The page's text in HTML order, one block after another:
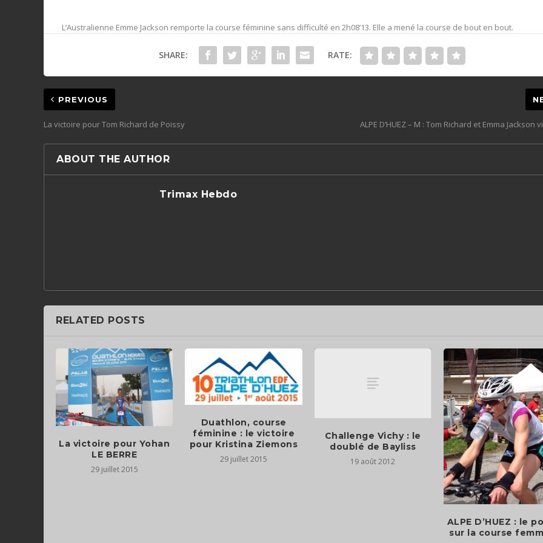
L’Australienne Emme Jackson remporte la course féminine sans difficulté en 2h08’13. Elle a mené la course de bout en bout.
SHARE: RATE:
PREVIOUS
La victoire pour Tom Richard de Poissy ALPE D’HUEZ – M : Tom Richard et Emma Jackson
ABOUT THE AUTHOR
Trimax Hebdo
RELATED POSTS
La victoire pour Yohan
LE BERRE
29 juillet 2015
Duathlon, course
féminine : le victoire
pour Kristina Ziemons
29 juillet 2015
Challenge Vichy : le
doublé de Bayliss
19 août 2012
ALPE D’HUEZ : le
sur la course